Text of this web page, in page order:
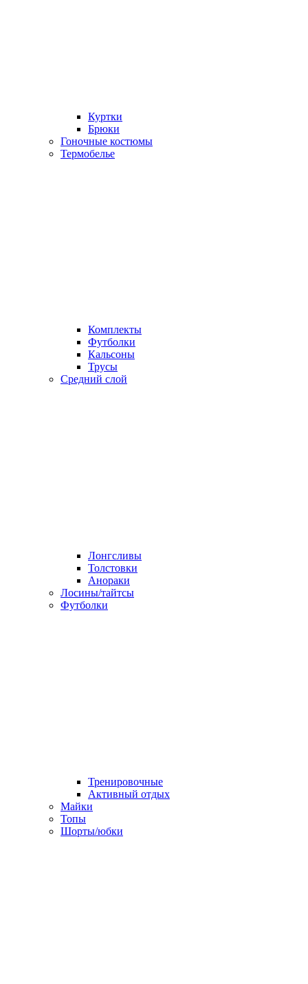
Куртки
Брюки
Гоночные костюмы
Термобелье
Комплекты
Футболки
Кальсоны
Трусы
Средний слой
Лонгсливы
Толстовки
Анораки
Лосины/тайтсы
Футболки
Тренировочные
Активный отдых
Майки
Топы
Шорты/юбки